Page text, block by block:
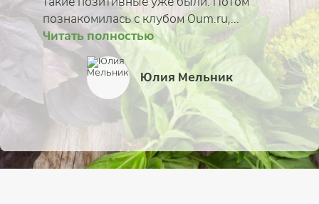
познакомилась с клубом Oum.ru,...
Читать полностью
Юлия Мельник
Читать полностью
Сергей Новик
Читать полностью
Юлия Бежина
Читать полностью
Борис Рожнов
Читать полностью
Екатерина Короткая
Читать полностью
Ольга Савина
Читать полностью
Юлия Пыльненькая
Читать полностью
Мария Карсакова